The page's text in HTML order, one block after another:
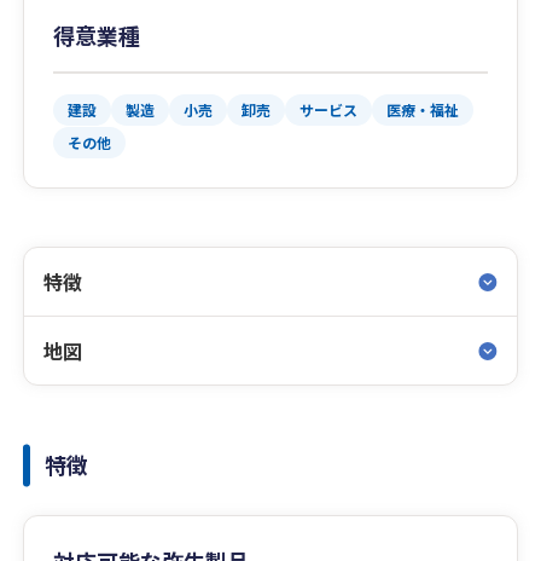
得意業種
建設 製造 小売 卸売 サービス
医療・福祉
その他
特徴
地図
特徴